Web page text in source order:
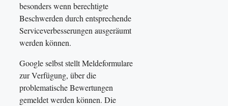
besonders wenn berechtigte
Beschwerden durch entsprechende
Serviceverbesserungen ausgeräumt
werden können.
Google selbst stellt Meldeformulare
zur Verfügung, über die
problematische Bewertungen
gemeldet werden können. Die